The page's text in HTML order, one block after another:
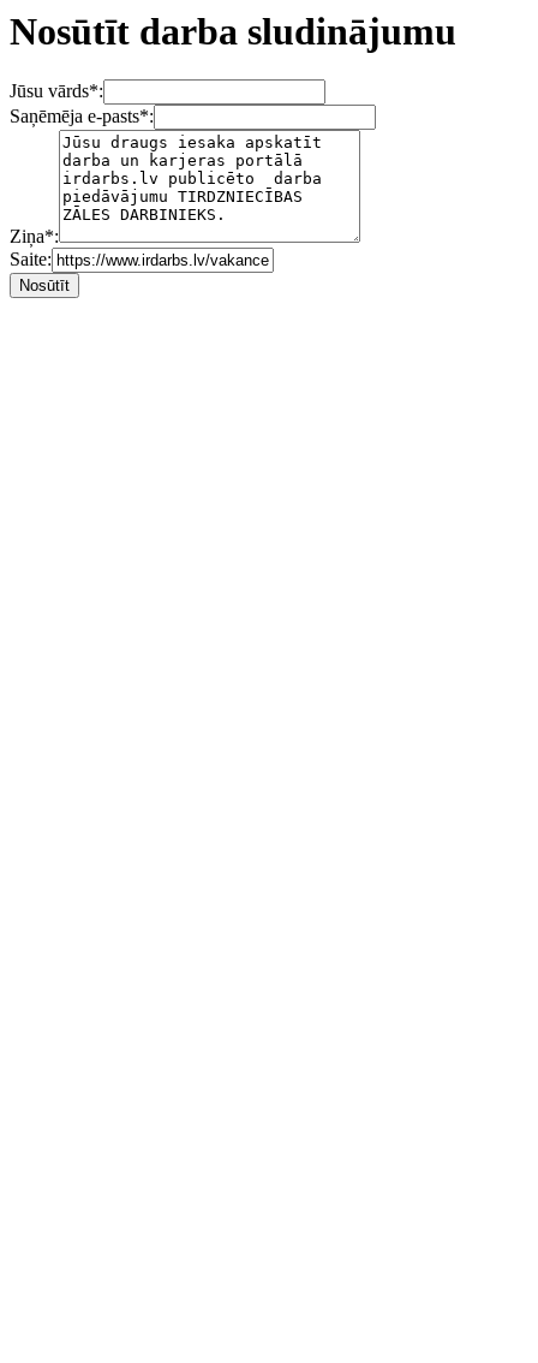
Nosūtīt darba sludinājumu
Jūsu vārds*:
Saņēmēja e-pasts*:
Ziņa*:
Saite: